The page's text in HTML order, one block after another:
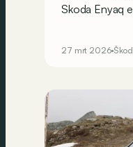
Skoda Enyaq
gezins-SUV
27 mrt 2026